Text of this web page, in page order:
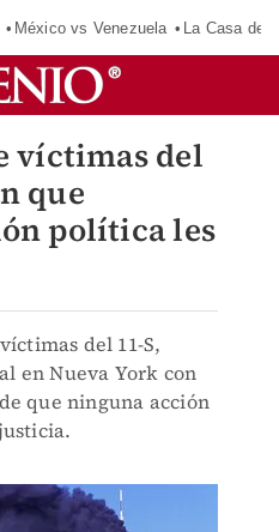
México vs Venezuela La Casa de
víctimas del
que
política les
del 11-S,
en Nueva York con
que ninguna acción